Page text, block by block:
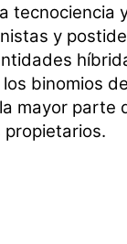
tecnociencia
y
binomios
mayor parte
propietarios.